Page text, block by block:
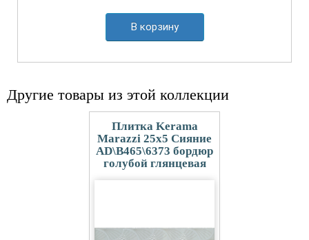
В корзину
Другие товары из этой коллекции
Плитка Kerama
Marazzi 25x5 Сияние
AD\B465\6373 бордюр
голубой глянцевая